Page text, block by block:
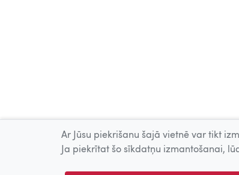
Ar Jūsu piekrišanu šajā vietnē var tikt
Ja piekrītat šo sīkdatņu izmantošanai,